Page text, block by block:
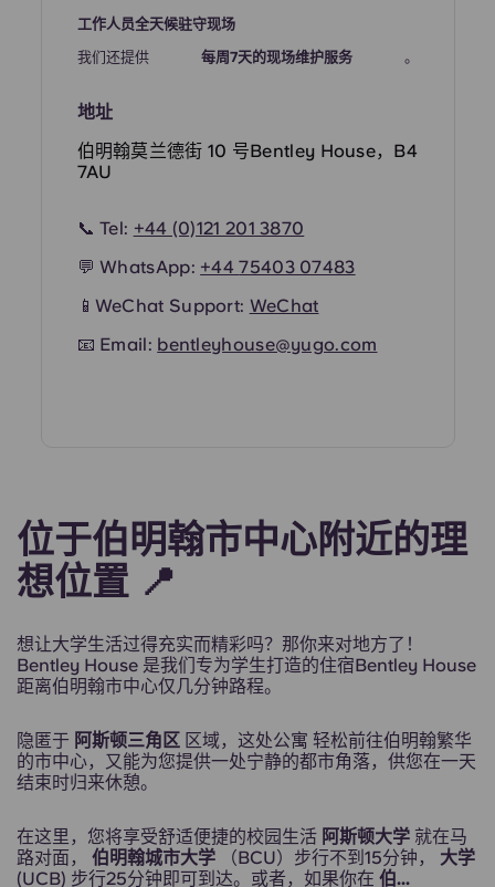
位于伯明翰市中心附近的理
想位置 📍
想让大学生活过得充实而精彩吗？那你来对地方了！
Bentley House 是我们专为学生打造的住宿Bentley House
距离伯明翰市中心仅几分钟路程。
隐匿于 阿斯顿三角区 区域，这处公寓 轻松前往伯明翰繁华
的市中心，又能为您提供一处宁静的都市角落，供您在一天
结束时归来休憩。
在这里，您将享受舒适便捷的校园生活 阿斯顿大学 就在马
路对面， 伯明翰城市大学 （BCU）步行不到15分钟， 大学
(UCB) 步行25分钟即可到达。或者，如果你在 伯...
工作人员全天候驻守现场
我们还提供
每周7天的现场维护服务 。
地址
伯明翰莫兰德街 10 号Bentley House，B4
7AU
📞 Tel: +44 (0)121 201 3870
💬 WhatsApp: +4475403 07483
📱 WeChat Support: WeChat
📧 Email: bentleyhouse@yugo.com